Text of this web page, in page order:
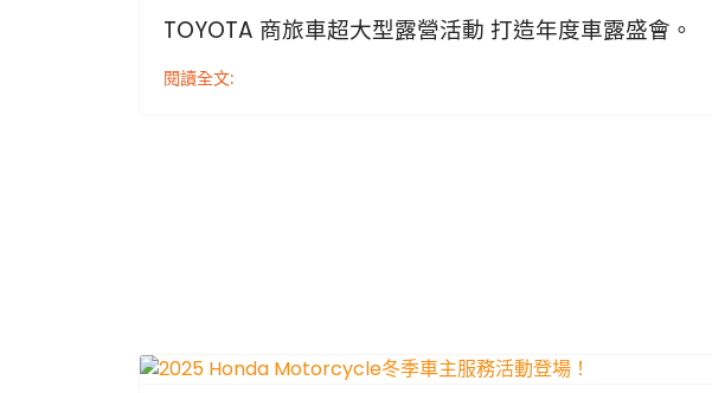
TOYOTA 商旅車超大型露營活動 打造年度車露盛會。
閱讀全文: